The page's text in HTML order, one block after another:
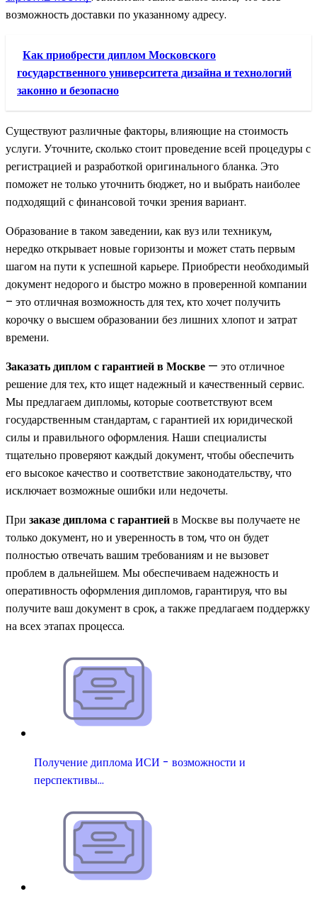
возможность доставки по указанному адресу.
Как приобрести диплом Московского
государственного университета дизайна и технологий
законно и безопасно
Существуют различные факторы, влияющие на стоимость
услуги. Уточните, сколько стоит проведение всей процедуры с
регистрацией и разработкой оригинального бланка. Это
поможет не только уточнить бюджет, но и выбрать наиболее
подходящий с финансовой точки зрения вариант.
Образование в таком заведении, как вуз или техникум,
нередко открывает новые горизонты и может стать первым
шагом на пути к успешной карьере. Приобрести необходимый
документ недорого и быстро можно в проверенной компании
– это отличная возможность для тех, кто хочет получить
корочку о высшем образовании без лишних хлопот и затрат
времени.
Заказать диплом с гарантией в Москве — это отличное
решение для тех, кто ищет надежный и качественный сервис.
Мы предлагаем дипломы, которые соответствуют всем
государственным стандартам, с гарантией их юридической
силы и правильного оформления. Наши специалисты
тщательно проверяют каждый документ, чтобы обеспечить
его высокое качество и соответствие законодательству, что
исключает возможные ошибки или недочеты.
При заказе диплома с гарантиейв Москве вы получаете не
только документ, но и уверенность в том, что он будет
полностью отвечать вашим требованиям и не вызовет
проблем в дальнейшем. Мы обеспечиваем надежность и
оперативность оформления дипломов, гарантируя, что вы
получите ваш документ в срок, а также предлагаем поддержку
на всех этапах процесса.
Получение диплома ИСИ - возможности и
перспективы…